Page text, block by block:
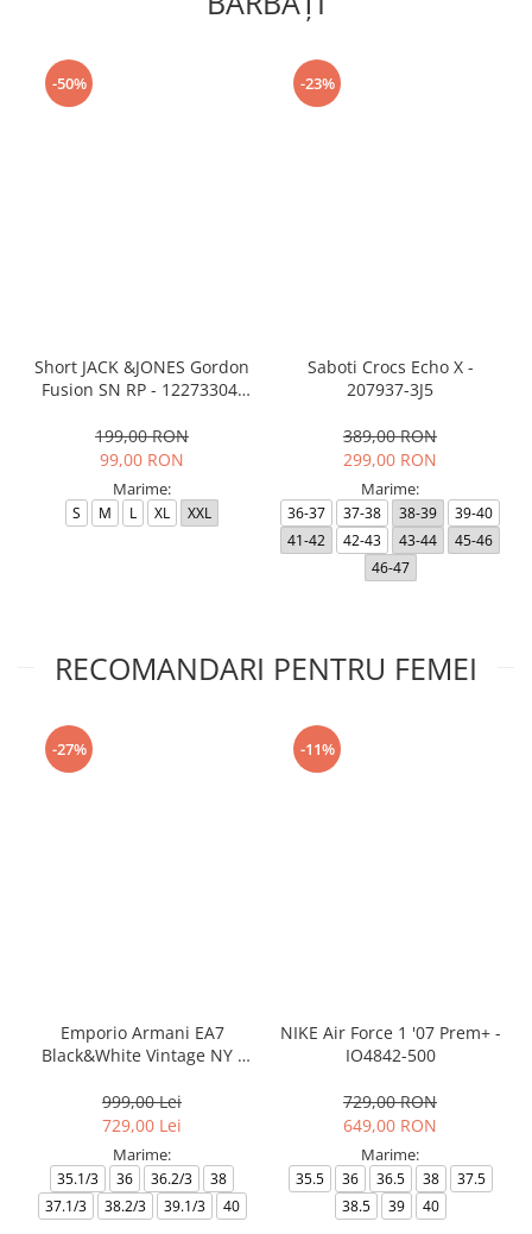
-50%
Short JACK &JONES Gordon
Fusion SN RP - 12273304-
199,00 RON
99,00 RON
Marime:
S M L XL XXL
-23%
Saboti Crocs Echo X -
207937-3J5
389,00 RON
299,00 RON
Marime:
36-37 37-38 38-39
39-40
41-42
42-43 43-44
45-46
46-47
RECOMANDARI PENTRU FEMEI
-27%
Emporio Armani EA7
Black&White Vintage NY -
999,00 Lei
729,00 Lei
Marime:
35.1/3 36 36.2/3
38
37.1/3
38.2/3 39.1/3 40
-11%
NIKE Air Force 1 '07 Prem+ -
IO4842-500
729,00 RON
649,00 RON
Marime:
35.5 36 36.5 38
37.5
38.5
39 40